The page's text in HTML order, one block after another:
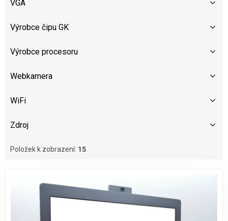
VGA
Výrobce čipu GK
Výrobce procesoru
Webkamera
WiFi
Zdroj
Položek k zobrazení: 15